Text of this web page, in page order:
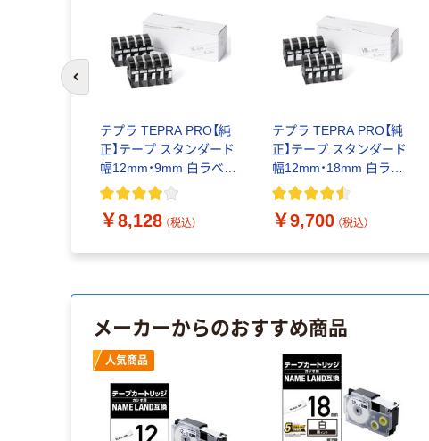
テプラ TEPRA PRO【純
正】テープ スタンダード
幅12mm・9mm 白ラベル
(黒文字) SS12K9K-10P
パック
￥8,128 （税込）
テプラ TEPRA PRO【純
正】テープ スタンダード
幅12mm・18mm 白ラベ
ル(黒文字) SS12K18K-
限定パック
￥9,700 （税込）
前のスライドへ
メーカーからのおすすめ商品
人気商品